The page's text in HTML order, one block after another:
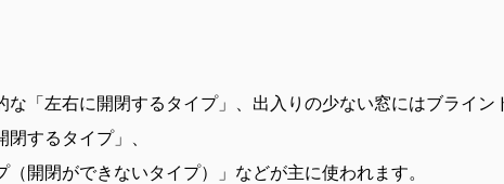
な「左右に開閉するタイプ」、出入りの少ない窓にはブライン
するタイプ」、
開閉ができないタイプ）」などが主に使われます。